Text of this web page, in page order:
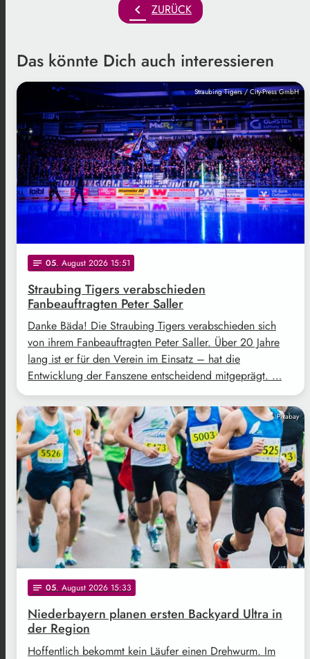
chevron_left ZURÜCK
Das könnte Dich auch interessieren
Straubing Tigers / City-Press GmbH
notes 05. August 2026 15:51
Straubing Tigers verabschieden
Fanbeauftragten Peter Saller
Danke Bäda! Die Straubing Tigers verabschieden sich
von ihrem Fanbeauftragten Peter Saller. Über 20 Jahre
lang ist er für den Verein im Einsatz – hat die
Entwicklung der Fanszene entscheidend mitgeprägt. …
Pixabay
notes 05. August 2026 15:33
Niederbayern planen ersten Backyard Ultra in
der Region
Hoffentlich bekommt kein Läufer einen Drehwurm. Im